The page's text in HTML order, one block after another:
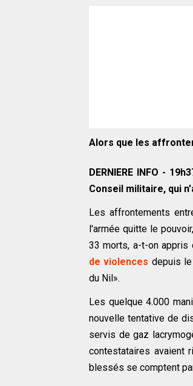
Alors que les
DERNIERE INFO -
Conseil militaire, qui
Les affrontements
l'armée quitte le
33 morts, a-t-on appris
de violences depuis le
du Nil».
Les quelque 4.000
nouvelle tentative de
servis de gaz
contestataires avaient
blessés se comptent